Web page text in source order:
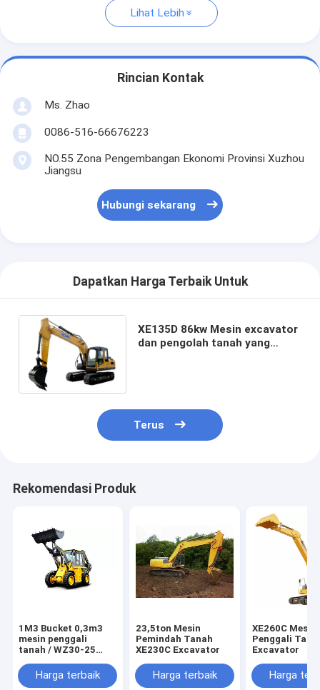
Lihat Lebih
Rincian Kontak
Ms. Zhao
0086-516-66676223
NO.55 Zona Pengembangan Ekonomi Provinsi Xuzhou
Jiangsu
Hubungi sekarang
Dapatkan Harga Terbaik Untuk
XE135D 86kw Mesin excavator
dan pengolah tanah yang
Terus
Rekomendasi Produk
1M3 Bucket 0,3m3
mesin penggali
tanah / WZ30-25
Harga terbaik
23,5ton Mesin
Pemindah Tanah
XE230C Excavator
Harga terbaik
XE260C Mesin
Penggali
Excavator
Harga